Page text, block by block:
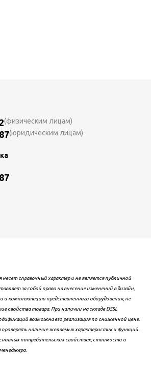
(физическим лицам)
(юридическим лицам)
справочный характер и не является публичной
за собой право на внесение изменений в дизайн,
и комплектацию представленного оборудования, не
свойства товара. При наличии на складе DSSL
возможна его реализация по сниженной цене.
проверять наличие желаемых характеристик и функций.
потребительских свойствах, стоимости и